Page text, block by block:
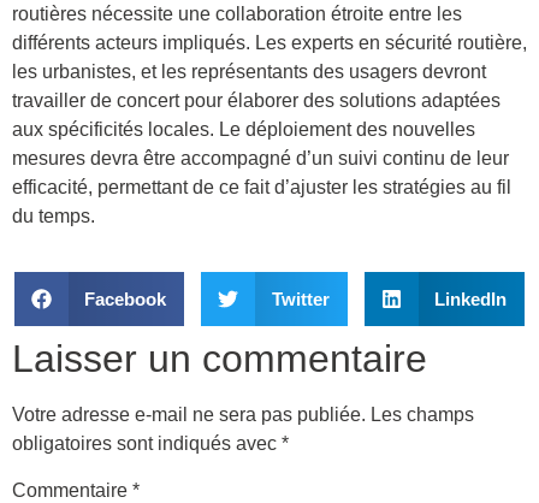
routières nécessite une collaboration étroite entre les
différents acteurs impliqués. Les experts en sécurité routière,
les urbanistes, et les représentants des usagers devront
travailler de concert pour élaborer des solutions adaptées
aux spécificités locales. Le déploiement des nouvelles
mesures devra être accompagné d’un suivi continu de leur
efficacité, permettant de ce fait d’ajuster les stratégies au fil
du temps.
Facebook Twitter LinkedIn
Laisser un commentaire
Votre adresse e-mail ne sera pas publiée. Les champs
obligatoires sont indiqués avec *
Commentaire *